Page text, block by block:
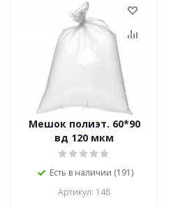
Мешок полиэт. 60*90
вд 120 мкм
Есть в наличии (191)
Артикул: 148